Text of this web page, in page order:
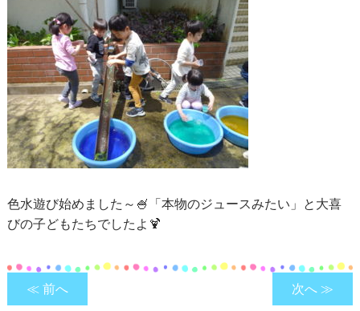
色水遊び始めました～🍧「本物のジュースみたい」と大喜
びの子どもたちでしたよ🍹
≪ 前へ 次へ ≫